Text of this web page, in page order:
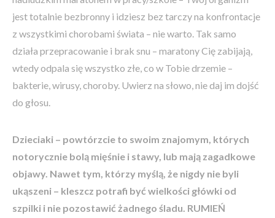
jest totalnie bezbronny i idziesz bez tarczy na konfrontacje
z wszystkimi chorobami świata – nie warto. Tak samo
działa przepracowanie i brak snu – maratony Cię zabijają,
wtedy odpala się wszystko złe, co w Tobie drzemie –
bakterie, wirusy, choroby. Uwierz na słowo, nie daj im dojść
do głosu.
Dzieciaki – powtórzcie to swoim znajomym, których
notorycznie bolą mięśnie i stawy, lub mają zagadkowe
objawy. Nawet tym, którzy myślą, że nigdy nie byli
ukąszeni – kleszcz potrafi być wielkości główki od
szpilki i nie pozostawić żadnego śladu. RUMIEŃ